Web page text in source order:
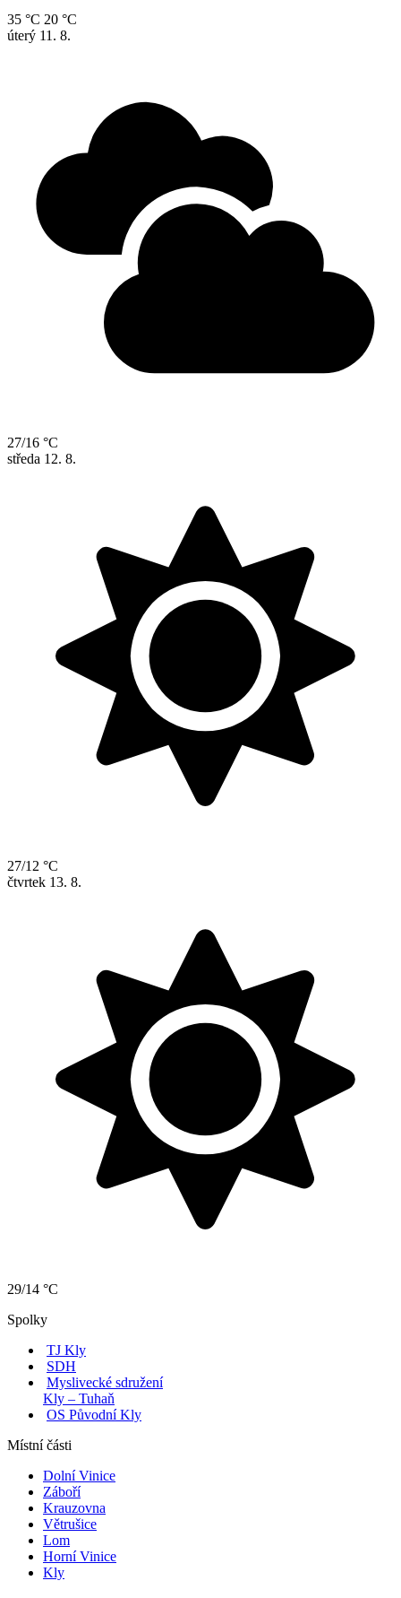
35 °C 20 °C
úterý 11. 8.
27/16 °C
středa 12. 8.
27/12 °C
čtvrtek 13. 8.
29/14 °C
Spolky
TJ Kly
SDH
Myslivecké sdružení
Kly – Tuhaň
OS Původní Kly
Místní části
Dolní Vinice
Záboří
Krauzovna
Větrušice
Lom
Horní Vinice
Kly